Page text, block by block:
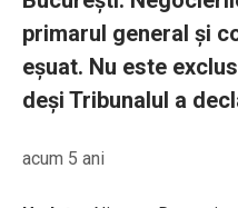
primarul general și
eșuat. Nu este
deși Tribunalul a
acum 5 ani